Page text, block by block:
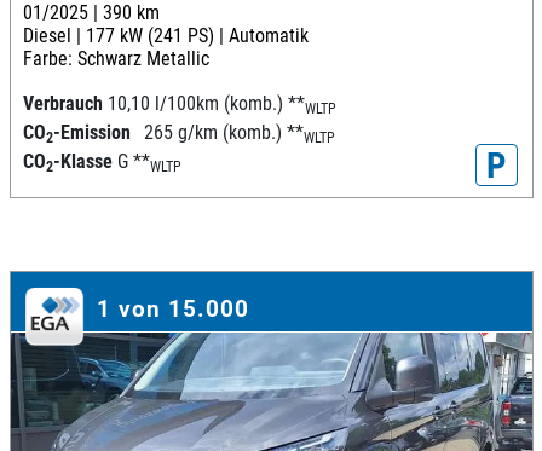
01/2025 | 390 km
Diesel | 177 kW (241 PS) | Automatik
Farbe: Schwarz Metallic
Verbrauch 10,10 l/100km (komb.) **WLTP
CO2-Emission 265 g/km (komb.) **WLTP
CO2-Klasse G **WLTP P
1 von 15.000